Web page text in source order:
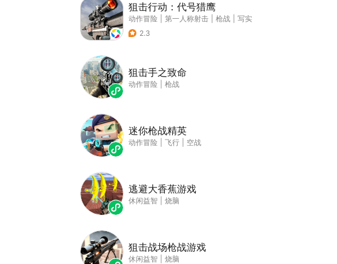
狙击行动：代号猎鹰
动作冒险 第一人称射击 枪战
写实
2.3
狙击手之致命
动作冒险 枪战
迷你枪战精英
动作冒险 飞行 空战
逃避大香蕉游戏
休闲益智 烧脑
狙击战场枪战游戏
休闲益智 烧脑